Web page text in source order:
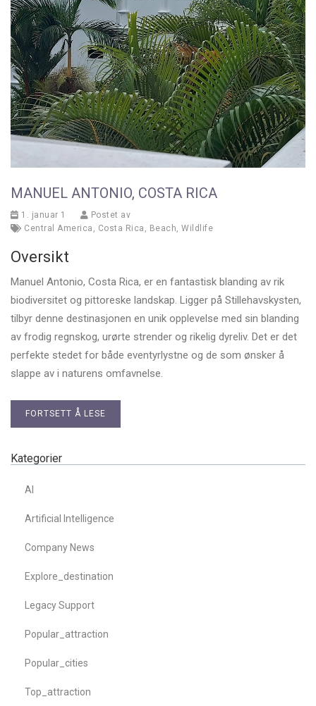
MANUEL ANTONIO, COSTA RICA
1. januar 1
Postet av
Central America , Costa Rica , Beach, Wildlife
Oversikt
Manuel Antonio, Costa Rica, er en fantastisk blanding av rik
biodiversitet og pittoreske landskap. Ligger på Stillehavskysten,
tilbyr denne destinasjonen en unik opplevelse med sin blanding
av frodig regnskog, urørte strender og rikelig dyreliv. Det er det
perfekte stedet for både eventyrlystne og de som ønsker å
slappe av i naturens omfavnelse.
FORTSETT Å LESE
Kategorier
AI
Artificial Intelligence
Company News
Explore_destination
Legacy Support
Popular_attraction
Popular_cities
Top_attraction